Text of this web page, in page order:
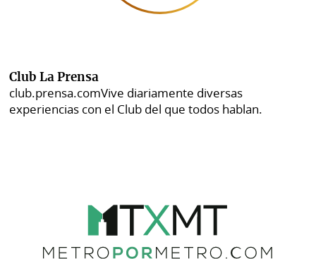
Club La Prensa
club.prensa.comVive diariamente diversas
experiencias con el Club del que todos hablan.